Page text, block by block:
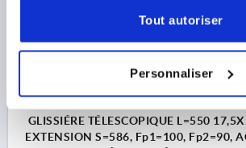
Tout autoriser
Personnaliser
GLISSIÉRE TÉLESCOPIQUE L=550
EXTENSION S=586, Fp1=100, Fp2=90,